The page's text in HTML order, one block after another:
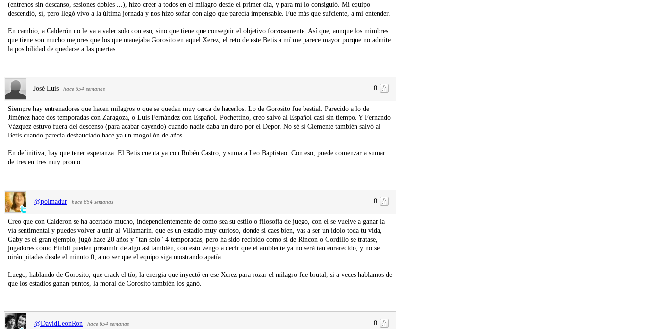
(entrenos sin descanso, sesiones dobles ...), hizo creer a todos en el milagro desde el primer día, y para mí lo consiguió. Mi equipo
descendió, sí, pero llegó vivo a la última jornada y nos hizo soñar con algo que parecía impensable. Fue más que sufciente, a mi entender.
En cambio, a Calderón no le va a valer solo con eso, sino que tiene que conseguir el objetivo forzosamente. Así que, aunque los mimbres
que tiene son mucho mejores que los que manejaba Gorosito en aquel Xerez, el reto de este Betis a mí me parece mayor porque no admite
la posibilidad de quedarse a las puertas.
0
José Luis · hace 654 semanas
Siempre hay entrenadores que hacen milagros o que se quedan muy cerca de hacerlos. Lo de Gorosito fue bestial. Parecido a lo de
Jiménez hace dos temporadas con Zaragoza, o Luis Fernández con Español. Pochettino, creo salvó al Español casi sin tiempo. Y Fernando
Vázquez estuvo fuera del descenso (para acabar cayendo) cuando nadie daba un duro por el Depor. No sé si Clemente también salvó al
Betis cuando parecía deshauciado hace ya un mogollón de años.
En definitiva, hay que tener esperanza. El Betis cuenta ya con Rubén Castro, y suma a Leo Baptistao. Con eso, puede comenzar a sumar
de tres en tres muy pronto.
0
@polmadur · hace 654 semanas
Creo que con Calderon se ha acertado mucho, independientemente de como sea su estilo o filosofía de juego, con el se vuelve a ganar la
vía sentimental y puedes volver a unir al Villamarin, que es un estadio muy curioso, donde si caes bien, vas a ser un ídolo toda tu vida,
Gaby es el gran ejemplo, jugó hace 20 años y "tan solo" 4 temporadas, pero ha sido recibido como si de Rincon o Gordillo se tratase,
jugadores como Finidi pueden presumir de algo así también, con esto vengo a decir que el ambiente ya no será tan enrarecido, y no se
oirán pitadas desde el minuto 0, a no ser que el equipo siga mostrando apatía.
Luego, hablando de Gorosito, que crack el tío, la energia que inyectó en ese Xerez para rozar el milagro fue brutal, si a veces hablamos de
que los estadios ganan puntos, la moral de Gorosito también los ganó.
0
@DavidLeonRon · hace 654 semanas